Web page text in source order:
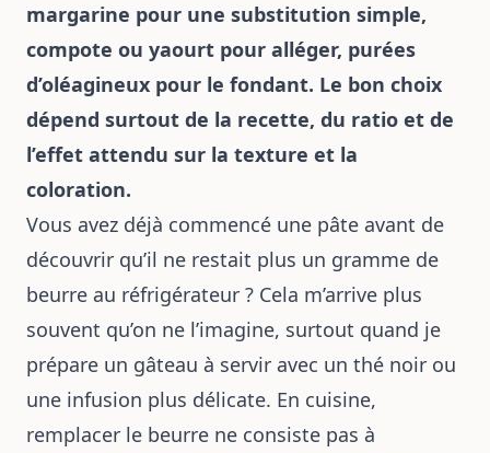
margarine pour une substitution simple,
compote ou yaourt pour alléger, purées
d’oléagineux pour le fondant. Le bon choix
dépend surtout de la recette, du ratio et de
l’effet attendu sur la texture et la
coloration.
Vous avez déjà commencé une pâte avant de
découvrir qu’il ne restait plus un gramme de
beurre au réfrigérateur ? Cela m’arrive plus
souvent qu’on ne l’imagine, surtout quand je
prépare un gâteau à servir avec un thé noir ou
une infusion plus délicate. En cuisine,
remplacer le beurre ne consiste pas à